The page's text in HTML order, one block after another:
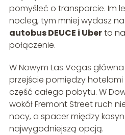
pomyśleć o transporcie. Im
nocleg, tym mniej wydasz
autobus DEUCE i Uberto
połączenie.
W Nowym Las Vegas
przejście pomiędzy
część całego pobytu. W
wokół Fremont Street ruch
nocy, a spacer między
najwygodniejszą opcją.